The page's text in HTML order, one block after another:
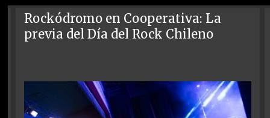
Rockódromo en Cooperativa: La
previa del Día del Rock Chileno